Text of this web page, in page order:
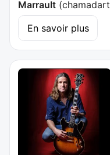
Marrault (chamadart
En savoir plus